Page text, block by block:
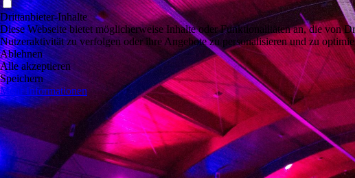
Drittanbieter-Inhalte
Diese Webseite bietet möglicherweise Inhalte oder Funktionalitäten an, die von
Nutzeraktivität zu verfolgen oder ihre Angebote zu personalisieren und zu
Ablehnen
Alle akzeptieren
Speichern
Mehr Informationen